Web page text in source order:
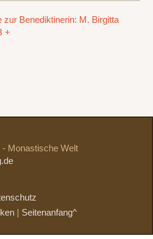
zur Benediktinerin: M. Birgitta
+
- Monastische Welt
Seitenanfang^